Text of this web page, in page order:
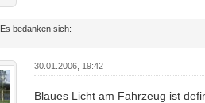
Es bedanken sich:
30.01.2006, 19:42
Blaues Licht am Fahrzeug ist